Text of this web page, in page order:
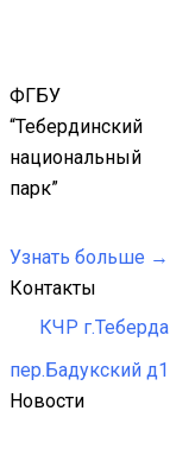
ФГБУ
“Тебердинский
национальный
парк”
Узнать больше →
Контакты
КЧР г.Теберда
пер.Бадукский д1
Новости